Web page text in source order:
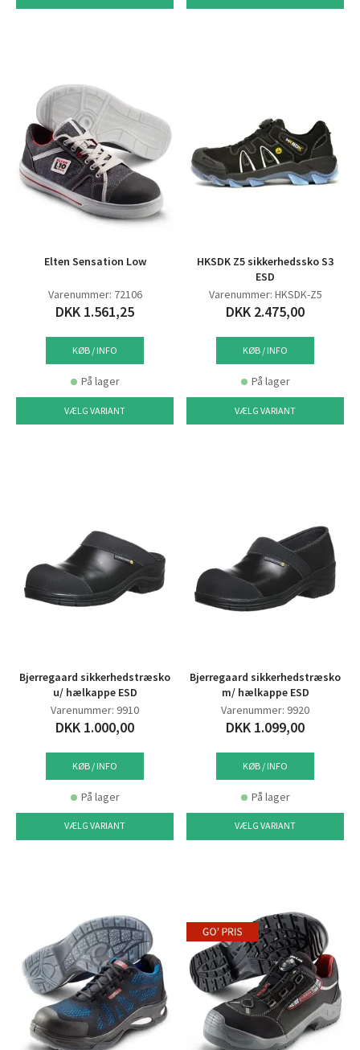
Elten Sensation Low
Varenummer: 72106
DKK 1.561,25
KØB / INFO
På lager
VÆLG VARIANT
HKSDK Z5 sikkerhedssko S3
ESD
Varenummer: HKSDK-Z5
DKK 2.475,00
KØB / INFO
På lager
VÆLG VARIANT
Bjerregaard sikkerhedstræsko
u/ hælkappe ESD
Varenummer: 9910
DKK 1.000,00
KØB / INFO
På lager
VÆLG VARIANT
Bjerregaard sikkerhedstræsko
m/ hælkappe ESD
Varenummer: 9920
DKK 1.099,00
KØB / INFO
På lager
VÆLG VARIANT